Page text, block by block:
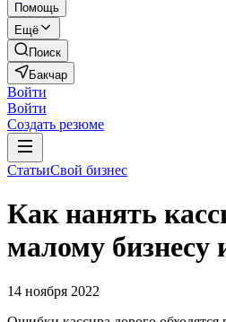
Помощь
Ещё
Поиск
Бакчар
Войти
Войти
Создать резюме
СтатьиСвой бизнес
Как нанять
малому бизнесу
14 ноября 2022